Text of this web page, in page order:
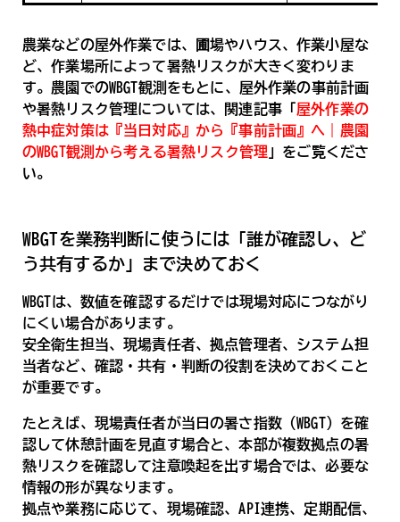
農業などの屋外作業では、圃場やハウス、作業小屋な
ど、作業場所によって暑熱リスクが大きく変わりま
す。農園でのWBGT観測をもとに、屋外作業の事前計画
や暑熱リスク管理については、関連記事「 屋外作業の
熱中症対策は『当日対応』から『事前計画』へ｜農園
のWBGT観測から考える暑熱リスク管理 」をご覧くださ
い。
WBGTを業務判断に使うには「誰が確認し、ど
う共有するか」まで決めておく
WBGTは、数値を確認するだけでは現場対応につながり
にくい場合があります。
安全衛生担当、現場責任者、拠点管理者、システム担
当者など、確認・共有・判断の役割を決めておくこと
が重要です。
たとえば、現場責任者が当日の暑さ指数（WBGT）を確
認して休憩計画を見直す場合と、本部が複数拠点の暑
熱リスクを確認して注意喚起を出す場合では、必要な
情報の形が異なります。
拠点や業務に応じて、現場確認、API連携、定期配信、